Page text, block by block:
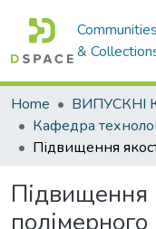
Communities
&
Home
Підвищення